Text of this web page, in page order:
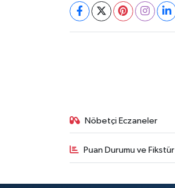
Nöbetçi Eczaneler
Puan Durumu ve Fikstür
BİLİMNET
ÇEK GÖNDER